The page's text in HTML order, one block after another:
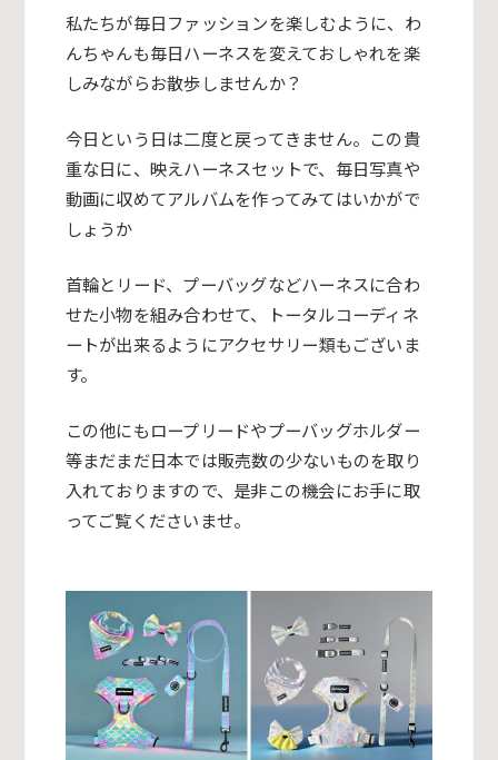
私たちが毎日ファッションを楽しむように、わ
んちゃんも毎日ハーネスを変えておしゃれを楽
しみながらお散歩しませんか？
今日という日は二度と戻ってきません。この貴
重な日に、映えハーネスセットで、毎日写真や
動画に収めてアルバムを作ってみてはいかがで
しょうか
首輪とリード、プーバッグなどハーネスに合わ
せた小物を組み合わせて、トータルコーディネ
ートが出来るようにアクセサリー類もございま
す。
この他にもロープリードやプーバッグホルダー
等まだまだ日本では販売数の少ないものを取り
入れておりますので、是非この機会にお手に取
ってご覧くださいませ。